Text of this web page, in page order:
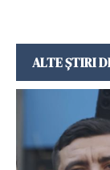
ALTE ȘTIRI